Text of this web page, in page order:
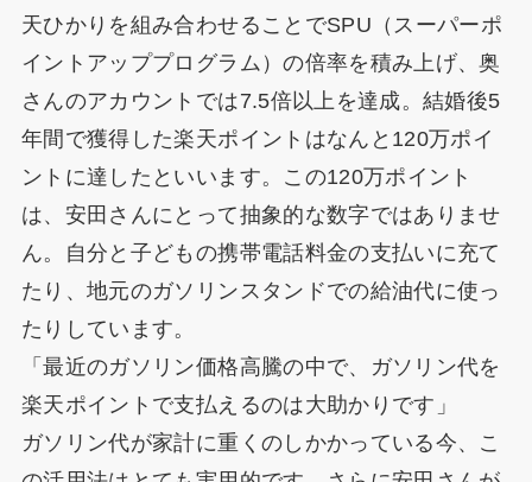
天ひかりを組み合わせることでSPU（スーパーポ
イントアッププログラム）の倍率を積み上げ、奥
さんのアカウントでは7.5倍以上を達成。結婚後5
年間で獲得した楽天ポイントはなんと120万ポイ
ントに達したといいます。この120万ポイント
は、安田さんにとって抽象的な数字ではありませ
ん。自分と子どもの携帯電話料金の支払いに充て
たり、地元のガソリンスタンドでの給油代に使っ
たりしています。
「最近のガソリン価格高騰の中で、ガソリン代を
楽天ポイントで支払えるのは大助かりです」
ガソリン代が家計に重くのしかかっている今、こ